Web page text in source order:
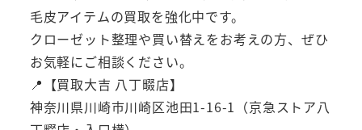
毛皮アイテムの買取を強化中です。
クローゼット整理や買い替えをお考えの方、ぜひ
お気軽にご相談ください。
📍【買取大吉 八丁畷店】
神奈川県川崎市川崎区池田1-16-1（京急ストア八